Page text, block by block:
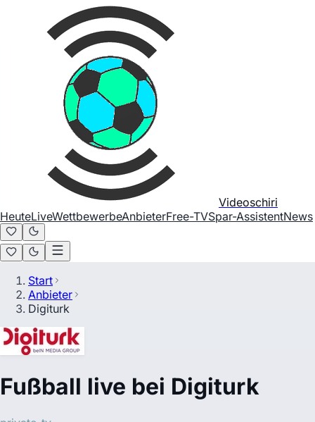
Videoschiri
HeuteLiveWettbewerbeAnbieterFree-TVSpar-AssistentNews
Start
Anbieter
Digiturk
Fußball live bei Digiturk